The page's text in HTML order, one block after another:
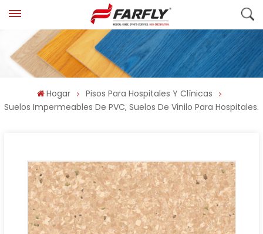
Hogar
Pisos Para Hospitales Y Clínicas
Suelos Impermeables De PVC, Suelos De Vinilo Para Hospitales.